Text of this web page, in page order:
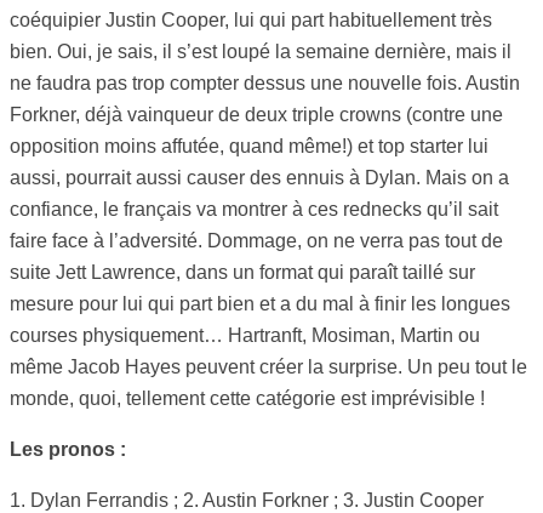
coéquipier Justin Cooper, lui qui part habituellement très
bien. Oui, je sais, il s’est loupé la semaine dernière, mais il
ne faudra pas trop compter dessus une nouvelle fois. Austin
Forkner, déjà vainqueur de deux triple crowns (contre une
opposition moins affutée, quand même!) et top starter lui
aussi, pourrait aussi causer des ennuis à Dylan. Mais on a
confiance, le français va montrer à ces rednecks qu’il sait
faire face à l’adversité. Dommage, on ne verra pas tout de
suite Jett Lawrence, dans un format qui paraît taillé sur
mesure pour lui qui part bien et a du mal à finir les longues
courses physiquement… Hartranft, Mosiman, Martin ou
même Jacob Hayes peuvent créer la surprise. Un peu tout le
monde, quoi, tellement cette catégorie est imprévisible !
Les pronos :
1. Dylan Ferrandis ; 2. Austin Forkner ; 3. Justin Cooper